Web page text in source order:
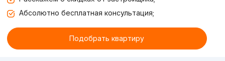
Абсолютно бесплатная консультация;
Подобрать квартиру